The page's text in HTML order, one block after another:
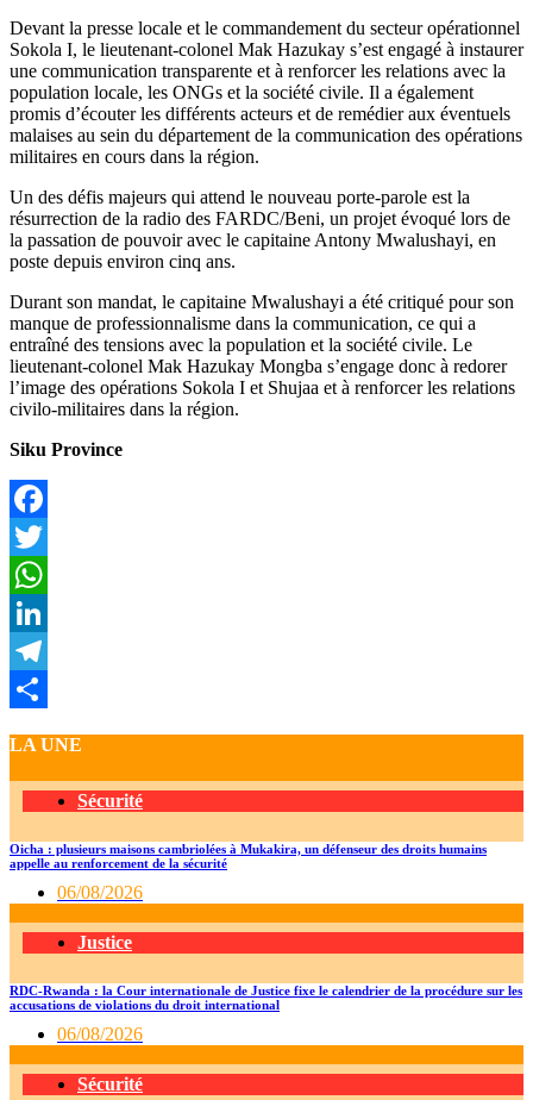
Devant la presse locale et le commandement du secteur opérationnel
Sokola I, le lieutenant-colonel Mak Hazukay s’est engagé à instaurer
une communication transparente et à renforcer les relations avec la
population locale, les ONGs et la société civile. Il a également
promis d’écouter les différents acteurs et de remédier aux éventuels
malaises au sein du département de la communication des opérations
militaires en cours dans la région.
Un des défis majeurs qui attend le nouveau porte-parole est la
résurrection de la radio des FARDC/Beni, un projet évoqué lors de
la passation de pouvoir avec le capitaine Antony Mwalushayi, en
poste depuis environ cinq ans.
Durant son mandat, le capitaine Mwalushayi a été critiqué pour son
manque de professionnalisme dans la communication, ce qui a
entraîné des tensions avec la population et la société civile. Le
lieutenant-colonel Mak Hazukay Mongba s’engage donc à redorer
l’image des opérations Sokola I et Shujaa et à renforcer les relations
civilo-militaires dans la région.
Siku Province
Facebook
Twitter
WhatsApp
LinkedIn
Telegram
LA UNE
Sécurité
Oicha : plusieurs maisons cambriolées à Mukakira, un défenseur des droits humains
appelle au renforcement de la sécurité
06/08/2026
Justice
RDC-Rwanda : la Cour internationale de Justice fixe le calendrier de la procédure sur les
accusations de violations du droit international
06/08/2026
Sécurité